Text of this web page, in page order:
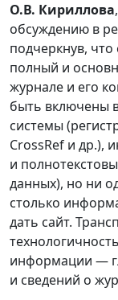
О.В. Кириллова
обсуждению в
подчеркнув,
полный и
журнале и его
быть включены
системы
CrossRef и др.),
и
данных), но ни
столько
дать сайт.
информации —
и сведений о